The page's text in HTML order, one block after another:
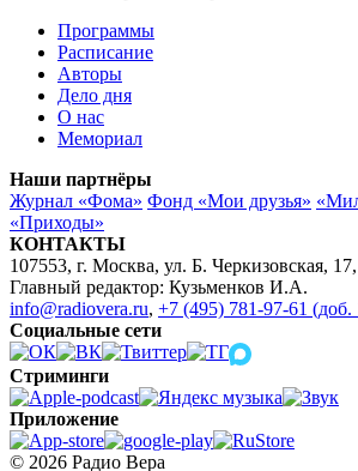
Программы
Расписание
Авторы
Дело дня
О нас
Мемориал
Наши партнёры
Журнал «Фома» Фонд «Мои друзья»
«Приходы»
КОНТАКТЫ
107553, г. Москва, ул. Б. Черкизовская,
Главный редактор: Кузьменков И.А.
info@radiovera.ru, +7 (495) 781-97-61 (доб.
Социальные сети
Стриминги
Приложение
© 2026 Радио Вера